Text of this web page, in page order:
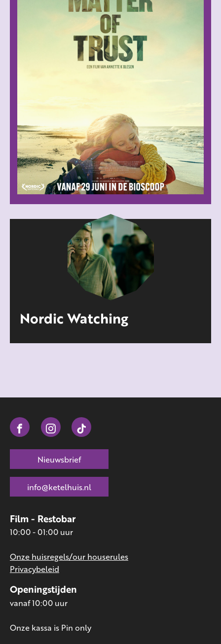
Nordic Watching
Openingstijden
vanaf 10:00 uur
Onze kassa is Pin only
Film - Restobar
10:00 - 01:00 uur
Onze huisregels/our houserules
Privacybeleid
Nieuwsbrief
info@ketelhuis.nl